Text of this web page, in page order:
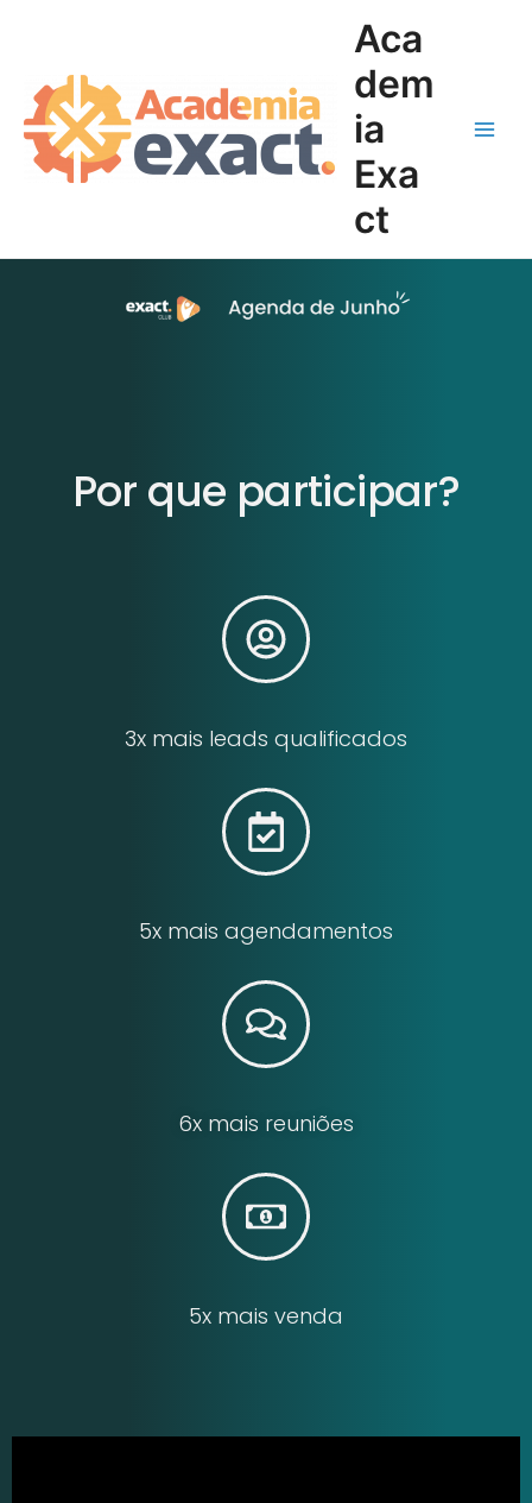
conteúdo
Aca
dem
ia
Exa
ct
Por que participar?
3x mais leads qualificados
5x mais agendamentos
6x mais reuniões
5x mais venda